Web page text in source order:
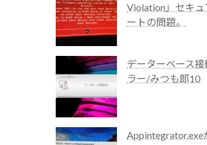
Violation」セキュ
ートの問題。
データーベース接
ラー/みつも郎10
Appintegrator.exe